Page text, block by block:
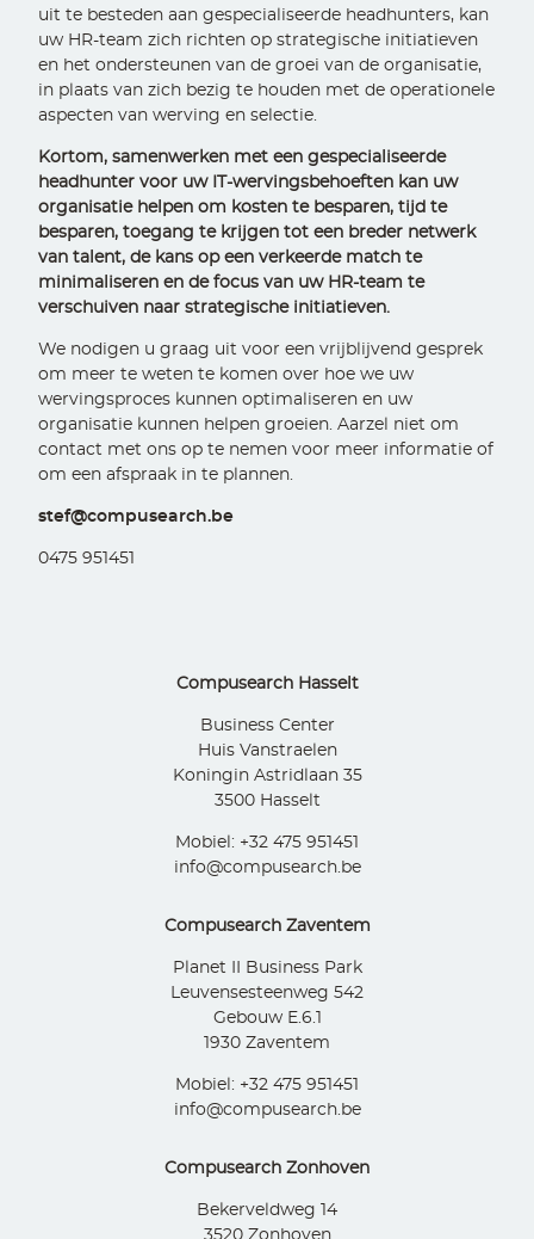
uit te besteden aan gespecialiseerde headhunters, kan
uw HR-team zich richten op strategische initiatieven
en het ondersteunen van de groei van de organisatie,
in plaats van zich bezig te houden met de operationele
aspecten van werving en selectie.
Kortom, samenwerken met een gespecialiseerde
headhunter voor uw IT-wervingsbehoeften kan uw
organisatie helpen om kosten te besparen, tijd te
besparen, toegang te krijgen tot een breder netwerk
van talent, de kans op een verkeerde match te
minimaliseren en de focus van uw HR-team te
verschuiven naar strategische initiatieven.
We nodigen u graag uit voor een vrijblijvend gesprek
om meer te weten te komen over hoe we uw
wervingsproces kunnen optimaliseren en uw
organisatie kunnen helpen groeien. Aarzel niet om
contact met ons op te nemen voor meer informatie of
om een afspraak in te plannen.
stef@compusearch.be
0475 951451
Compusearch Hasselt
Business Center
Huis Vanstraelen
Koningin Astridlaan 35
3500 Hasselt
Mobiel: +32 475 951451
info@compusearch.be
Compusearch Zaventem
Planet II Business Park
Leuvensesteenweg 542
Gebouw E.6.1
1930 Zaventem
Mobiel: +32 475 951451
info@compusearch.be
Compusearch Zonhoven
Bekerveldweg 14
3520 Zonhoven